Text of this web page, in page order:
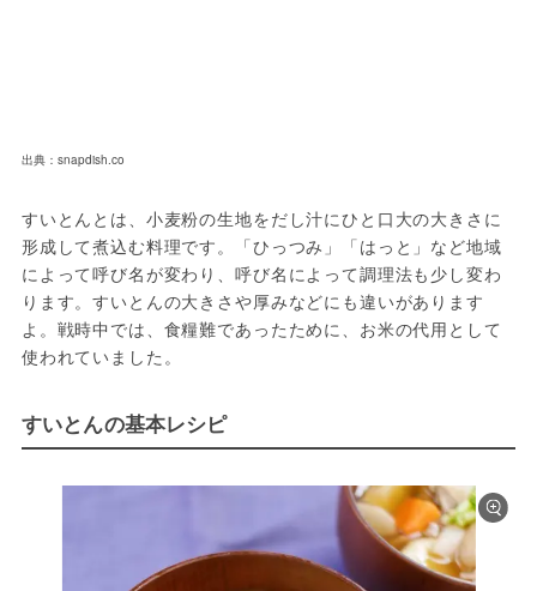
出典：snapdish.co
すいとんとは、小麦粉の生地をだし汁にひと口大の大きさに
形成して煮込む料理です。「ひっつみ」「はっと」など地域
によって呼び名が変わり、呼び名によって調理法も少し変わ
ります。すいとんの大きさや厚みなどにも違いがあります
よ。戦時中では、食糧難であったために、お米の代用として
使われていました。
すいとんの基本レシピ